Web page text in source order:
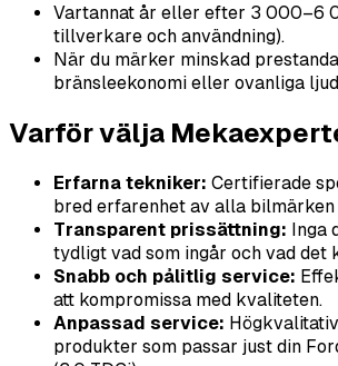
Vartannat år eller efter 3 000–6
tillverkare och användning).
När du märker minskad
bränsleekonomi eller ovanliga
Varför välja
Erfarna tekniker: Certifierade
bred erfarenhet av alla bilmärken
Transparent prissättning: Inga
tydligt vad som ingår och vad det
Snabb och pålitlig service:
att kompromissa med kvaliteten.
Anpassad service:
produkter som passar just din